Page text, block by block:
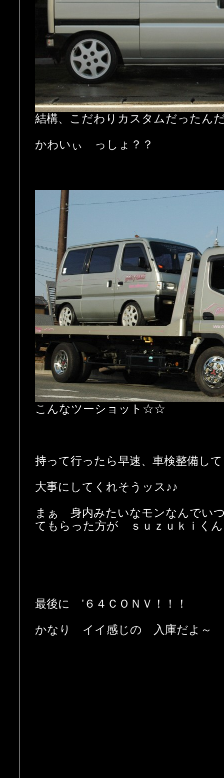
結構、こだわりカスタムだったん
かわいぃ っしょ？？
こんなツーショット☆☆
持って行ったら早速、車検整備し
大事にしてくれそうッス♪♪
まぁ 身内みたいなモンなんでい
てもらった方が ｓｕｚｕｋｉく
最後に ’６４ＣＯＮＶ！！！
かなり イイ感じの 入庫だよ～